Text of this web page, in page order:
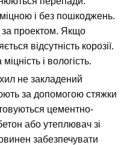
і без пошкоджень.
за проектом. Якщо
відсутність корозії.
і вологість.
не закладений
за допомогою стяжки
цементно-
або утеплювач зі
забезпечувати